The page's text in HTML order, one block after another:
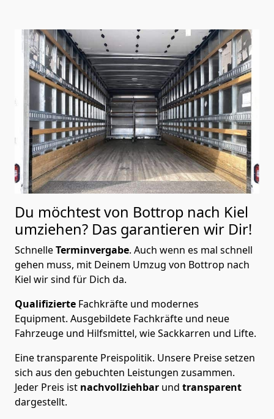
Du möchtest von Bottrop nach Kiel
umziehen? Das garantieren wir Dir!
SchnelleTerminvergabe. Auch wenn es mal schnell
gehen muss, mit Deinem Umzug von Bottrop nach
Kiel wir sind für Dich da.
Qualifizierte Fachkräfte und modernes
Equipment. Ausgebildete Fachkräfte und neue
Fahrzeuge und Hilfsmittel, wie Sackkarren und Lifte.
Eine transparente Preispolitik. Unsere Preise setzen
sich aus den gebuchten Leistungen zusammen.
Jeder Preis ist nachvollziehbar und transparent
dargestellt.